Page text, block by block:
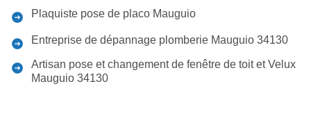
Plaquiste pose de placo Mauguio
Entreprise de dépannage plomberie Mauguio 34130
Artisan pose et changement de fenêtre de toit et Velux
Mauguio 34130